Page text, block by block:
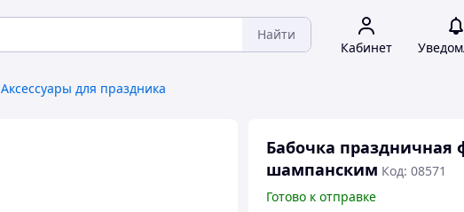
Найти
Кабинет
Аксессуары для праздника
Бабочка праздничная
шампанским Код: 08571
Готово к отправке